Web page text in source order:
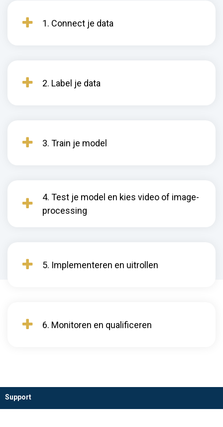
1. Connect je data
2. Label je data
3. Train je model
4. Test je model en kies video of image-
processing
5. Implementeren en uitrollen
6. Monitoren en qualificeren
Support